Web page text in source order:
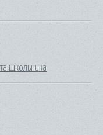
школьника